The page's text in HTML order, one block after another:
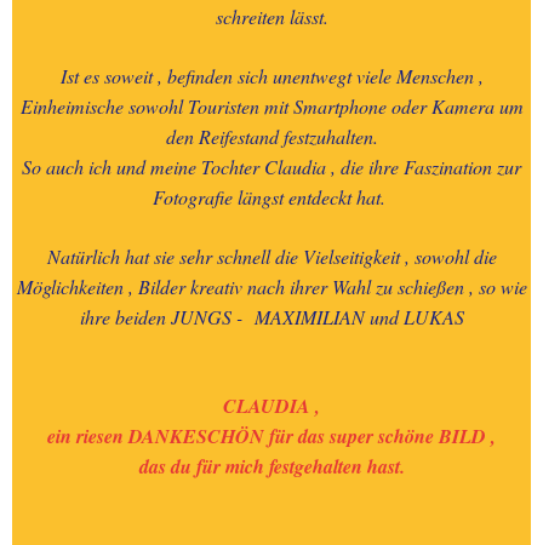
schreiten lässt.
Ist es soweit , befinden sich unentwegt viele Menschen ,
Einheimische sowohl Touristen mit Smartphone oder Kamera um
den Reifestand festzuhalten.
So auch ich und meine Tochter Claudia , die ihre Faszination zur
Fotografie längst entdeckt hat.
Natürlich hat sie sehr schnell die Vielseitigkeit , sowohl die
Möglichkeiten , Bilder kreativ nach ihrer Wahl zu schießen , so wie
ihre beiden JUNGS - MAXIMILIAN und LUKAS
CLAUDIA ,
ein riesen DANKESCHÖN für das super schöne BILD ,
das du für mich festgehalten hast.